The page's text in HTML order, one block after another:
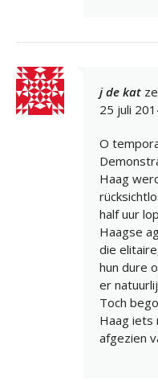
j de kat
25 juli
O
Haag
half uur
Haagse
die
hun dure
er
Toch
Haag iets
afgezien